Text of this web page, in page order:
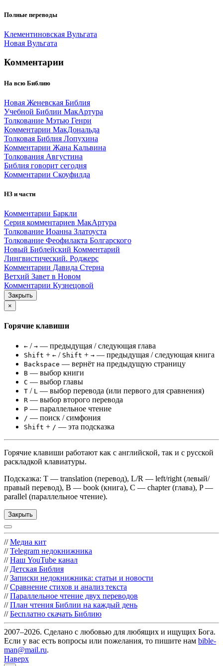
Полные переводы
Клементиновская Вульгата
Новая Вульгата
Комментарии
На всю Библию
Новая Женевская Библия
Учебной Библии МакАртура
Толкование Мэтью Генри
Комментарии МакДональда
Толковая Библия Лопухина
Комментарии Жана Кальвина
Толкования Августина
Библия говорит сегодня
Комментарии Скоуфилда
НЗ и части
Комментарии Баркли
Серия комментариев МакАртура
Толкование Иоанна Златоуста
Толкование Феофилакта Болгарского
Новый Библейский Комментарий
Лингвистический. Роджерс
Комментарии Давида Стерна
Ветхий Завет в Новом
Комментарии Кузнецовой
Закрыть
×
Горячие клавиши
← / → — предыдущая / следующая глава
Shift + ← / Shift + → — предыдущая / следующая книга
Backspace — вернёт на предыдущую страницу
B — выбор книги
C — выбор главы
T / L — выбор перевода (или первого для сравнения)
R — выбор второго перевода
P — параллельное чтение
/ — поиск / симфония
Shift + / — эта подсказка
Горячие клавиши работают как с английской, так и с русской
раскладкой клавиатуры.
Подсказка: T — translation (перевод), L/R — left/right (левый/
правый перевод), B — book (книга), C — chapter (глава), P —
parallel (параллельное чтение).
Закрыть
// Медиа кит
// Telegram недокнижника
// Наш YouTube канал
// Детская Библия
// Записки недокнижника: статьи и новости
// Сравнение стихов и анализ текста
// Параллельное чтение двух переводов
// План чтения Библии на каждый день
// Бесплатно скачать Библию
2007–2026. Сделано с любовью для любящих и ищущих Бога.
Если у вас есть вопросы или пожелания, то пишите нам bible-
man@mail.ru.
Наверх